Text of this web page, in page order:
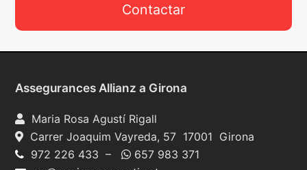
Contactar
Assegurances Allianz a Girona
Maria Rosa Agustí Rigall
Carrer Joaquim Vayreda, 57 17001 Girona
972 226 433 –
657 983 371